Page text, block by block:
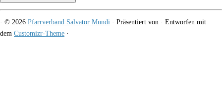
· © 2026 Pfarrverband Salvator Mundi · Präsentiert von · Entworfen mit
dem Customizr-Theme ·